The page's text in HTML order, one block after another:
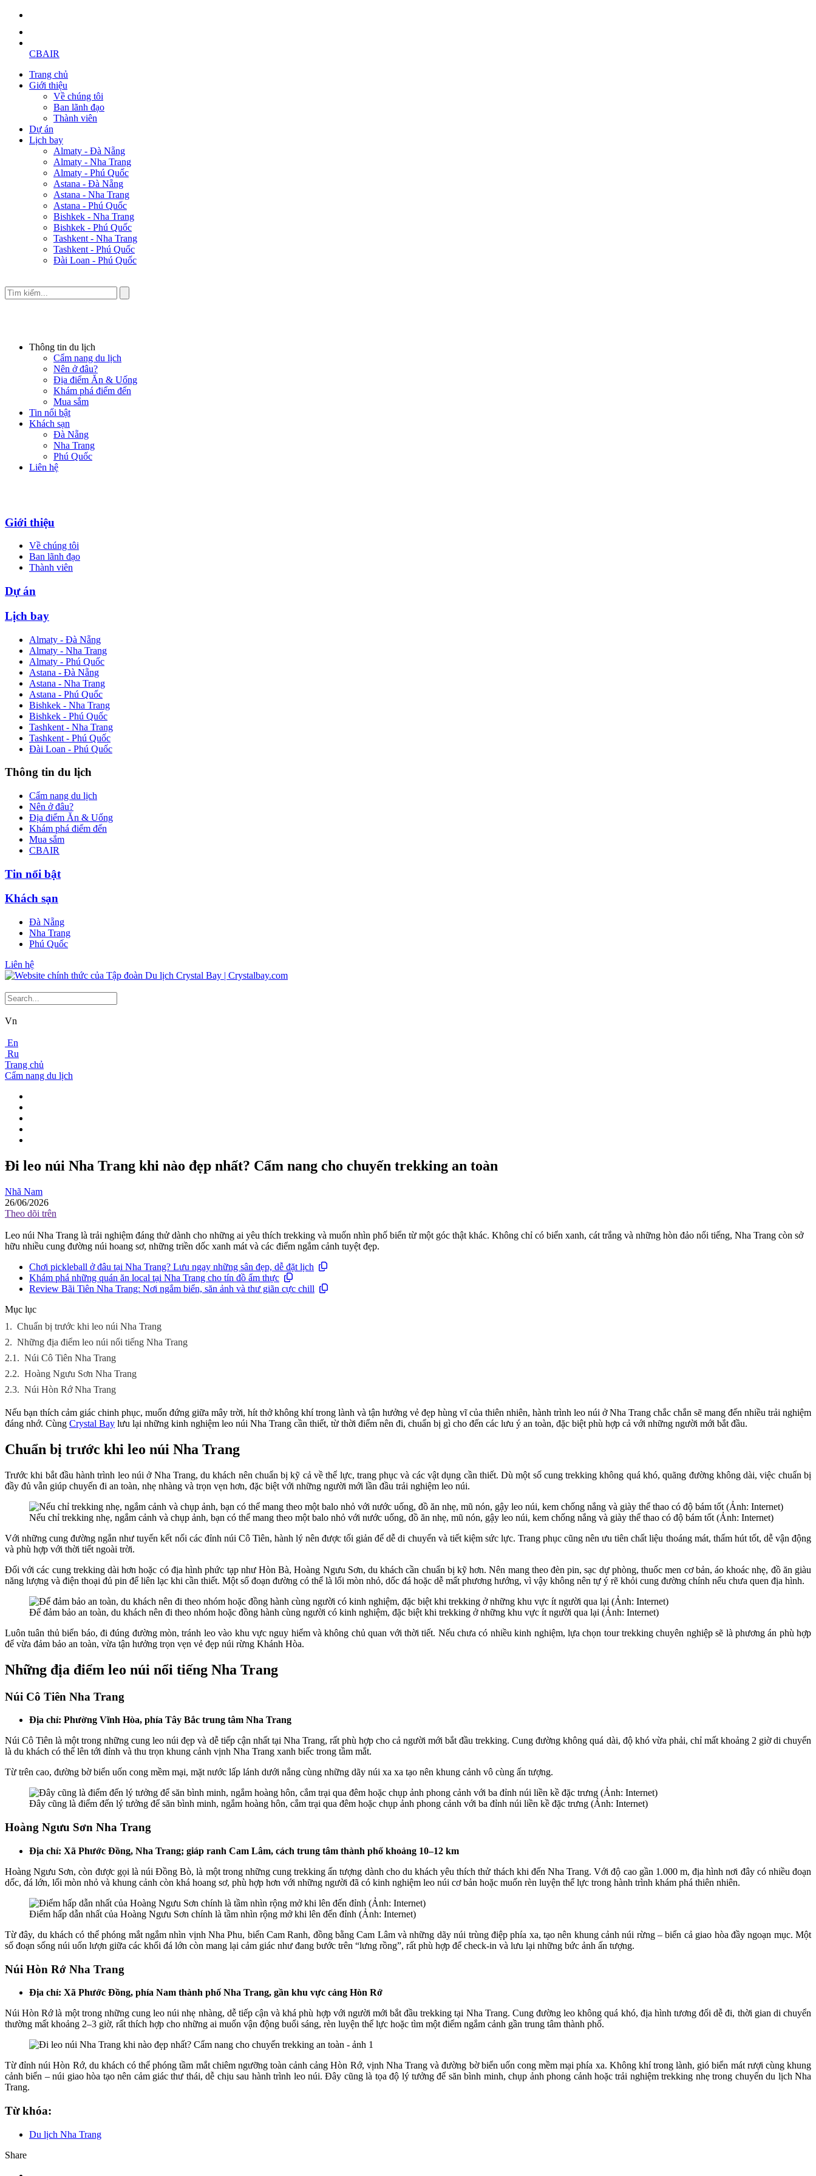
CBAIR
Trang chủ
Giới thiệu
Về chúng tôi
Ban lãnh đạo
Thành viên
Dự án
Lịch bay
Almaty - Đà Nẵng
Almaty - Nha Trang
Almaty - Phú Quốc
Astana - Đà Nẵng
Astana - Nha Trang
Astana - Phú Quốc
Bishkek - Nha Trang
Bishkek - Phú Quốc
Tashkent - Nha Trang
Tashkent - Phú Quốc
Đài Loan - Phú Quốc
Thông tin du lịch
Cẩm nang du lịch
Nên ở đâu?
Địa điểm Ăn & Uống
Khám phá điểm đến
Mua sắm
Tin nổi bật
Khách sạn
Đà Nẵng
Nha Trang
Phú Quốc
Liên hệ
Giới thiệu
Về chúng tôi
Ban lãnh đạo
Thành viên
Dự án
Lịch bay
Almaty - Đà Nẵng
Almaty - Nha Trang
Almaty - Phú Quốc
Astana - Đà Nẵng
Astana - Nha Trang
Astana - Phú Quốc
Bishkek - Nha Trang
Bishkek - Phú Quốc
Tashkent - Nha Trang
Tashkent - Phú Quốc
Đài Loan - Phú Quốc
Thông tin du lịch
Cẩm nang du lịch
Nên ở đâu?
Địa điểm Ăn & Uống
Khám phá điểm đến
Mua sắm
CBAIR
Tin nổi bật
Khách sạn
Đà Nẵng
Nha Trang
Phú Quốc
Liên hệ
Vn
En
Ru
Trang chủ
Cẩm nang du lịch
Đi leo núi Nha Trang khi nào đẹp nhất? Cẩm nang cho chuyến trekking an toàn
Nhã Nam
26/06/2026
Theo dõi trên
Leo núi Nha Trang là trải nghiệm đáng thử dành cho những ai yêu thích trekking và muốn nhìn phố biển từ một góc thật khác. Không chỉ có biển xanh, cát trắng và những hòn đảo nổi tiếng, Nha Trang còn sở
hữu nhiều cung đường núi hoang sơ, những triền dốc xanh mát và các điểm ngắm cảnh tuyệt đẹp.
Chơi pickleball ở đâu tại Nha Trang? Lưu ngay những sân đẹp, dễ đặt lịch
Khám phá những quán ăn local tại Nha Trang cho tín đồ ẩm thực
Review Bãi Tiên Nha Trang: Nơi ngắm biển, săn ảnh và thư giãn cực chill
Mục lục
1. Chuẩn bị trước khi leo núi Nha Trang
2. Những địa điểm leo núi nổi tiếng Nha Trang
2.1. Núi Cô Tiên Nha Trang
2.2. Hoàng Ngưu Sơn Nha Trang
2.3. Núi Hòn Rớ Nha Trang
Nếu bạn thích cảm giác chinh phục, muốn đứng giữa mây trời, hít thở không khí trong lành và tận hưởng vẻ đẹp hùng vĩ của thiên nhiên, hành trình leo núi ở Nha Trang chắc chắn sẽ mang đến nhiều trải nghiệm
đáng nhớ. Cùng Crystal Bay lưu lại những kinh nghiệm leo núi Nha Trang cần thiết, từ thời điểm nên đi, chuẩn bị gì cho đến các lưu ý an toàn, đặc biệt phù hợp cả với những người mới bắt đầu.
Chuẩn bị trước khi leo núi Nha Trang
Trước khi bắt đầu hành trình leo núi ở Nha Trang, du khách nên chuẩn bị kỹ cả về thể lực, trang phục và các vật dụng cần thiết. Dù một số cung trekking không quá khó, quãng đường không dài, việc chuẩn bị
đầy đủ vẫn giúp chuyến đi an toàn, nhẹ nhàng và trọn vẹn hơn, đặc biệt với những người mới lần đầu trải nghiệm leo núi.
Nếu chỉ trekking nhẹ, ngắm cảnh và chụp ảnh, bạn có thể mang theo một balo nhỏ với nước uống, đồ ăn nhẹ, mũ nón, gậy leo núi, kem chống nắng và giày thể thao có độ bám tốt (Ảnh: Internet)
Với những cung đường ngắn như tuyến kết nối các đỉnh núi Cô Tiên, hành lý nên được tối giản để dễ di chuyển và tiết kiệm sức lực. Trang phục cũng nên ưu tiên chất liệu thoáng mát, thấm hút tốt, dễ vận động
và phù hợp với thời tiết ngoài trời.
Đối với các cung trekking dài hơn hoặc có địa hình phức tạp như Hòn Bà, Hoàng Ngưu Sơn, du khách cần chuẩn bị kỹ hơn. Nên mang theo đèn pin, sạc dự phòng, thuốc men cơ bản, áo khoác nhẹ, đồ ăn giàu
năng lượng và điện thoại đủ pin để liên lạc khi cần thiết. Một số đoạn đường có thể là lối mòn nhỏ, dốc đá hoặc dễ mất phương hướng, vì vậy không nên tự ý rẽ khỏi cung đường chính nếu chưa quen địa hình.
Để đảm bảo an toàn, du khách nên đi theo nhóm hoặc đồng hành cùng người có kinh nghiệm, đặc biệt khi trekking ở những khu vực ít người qua lại (Ảnh: Internet)
Luôn tuân thủ biển báo, đi đúng đường mòn, tránh leo vào khu vực nguy hiểm và không chủ quan với thời tiết. Nếu chưa có nhiều kinh nghiệm, lựa chọn tour trekking chuyên nghiệp sẽ là phương án phù hợp
để vừa đảm bảo an toàn, vừa tận hưởng trọn vẹn vẻ đẹp núi rừng Khánh Hòa.
Những địa điểm leo núi nổi tiếng Nha Trang
Núi Cô Tiên Nha Trang
Địa chỉ: Phường Vĩnh Hòa, phía Tây Bắc trung tâm Nha Trang
Núi Cô Tiên là một trong những cung leo núi đẹp và dễ tiếp cận nhất tại Nha Trang, rất phù hợp cho cả người mới bắt đầu trekking. Cung đường không quá dài, độ khó vừa phải, chỉ mất khoảng 2 giờ di chuyển
là du khách có thể lên tới đỉnh và thu trọn khung cảnh vịnh Nha Trang xanh biếc trong tầm mắt.
Từ trên cao, đường bờ biển uốn cong mềm mại, mặt nước lấp lánh dưới nắng cùng những dãy núi xa xa tạo nên khung cảnh vô cùng ấn tượng.
Đây cũng là điểm đến lý tưởng để săn bình minh, ngắm hoàng hôn, cắm trại qua đêm hoặc chụp ảnh phong cảnh với ba đỉnh núi liền kề đặc trưng (Ảnh: Internet)
Hoàng Ngưu Sơn Nha Trang
Địa chỉ: Xã Phước Đồng, Nha Trang; giáp ranh Cam Lâm, cách trung tâm thành phố khoảng 10–12 km
Hoàng Ngưu Sơn, còn được gọi là núi Đồng Bò, là một trong những cung trekking ấn tượng dành cho du khách yêu thích thử thách khi đến Nha Trang. Với độ cao gần 1.000 m, địa hình nơi đây có nhiều đoạn
dốc, đá lớn, lối mòn nhỏ và khung cảnh còn khá hoang sơ, phù hợp hơn với những người đã có kinh nghiệm leo núi cơ bản hoặc muốn rèn luyện thể lực trong hành trình khám phá thiên nhiên.
Điểm hấp dẫn nhất của Hoàng Ngưu Sơn chính là tầm nhìn rộng mở khi lên đến đỉnh (Ảnh: Internet)
Từ đây, du khách có thể phóng mắt ngắm nhìn vịnh Nha Phu, biển Cam Ranh, đồng bằng Cam Lâm và những dãy núi trùng điệp phía xa, tạo nên khung cảnh núi rừng – biển cả giao hòa đầy ngoạn mục. Một
số đoạn sống núi uốn lượn giữa các khối đá lớn còn mang lại cảm giác như đang bước trên “lưng rồng”, rất phù hợp để check-in và lưu lại những bức ảnh ấn tượng.
Núi Hòn Rớ Nha Trang
Địa chỉ: Xã Phước Đồng, phía Nam thành phố Nha Trang, gần khu vực cảng Hòn Rớ
Núi Hòn Rớ là một trong những cung leo núi nhẹ nhàng, dễ tiếp cận và khá phù hợp với người mới bắt đầu trekking tại Nha Trang. Cung đường leo không quá khó, địa hình tương đối dễ đi, thời gian di chuyển
thường mất khoảng 2–3 giờ, rất thích hợp cho những ai muốn vận động buổi sáng, rèn luyện thể lực hoặc tìm một điểm ngắm cảnh gần trung tâm thành phố.
Từ đỉnh núi Hòn Rớ, du khách có thể phóng tầm mắt chiêm ngưỡng toàn cảnh cảng Hòn Rớ, vịnh Nha Trang và đường bờ biển uốn cong mềm mại phía xa. Không khí trong lành, gió biển mát rượi cùng khung
cảnh biển – núi giao hòa tạo nên cảm giác thư thái, dễ chịu sau hành trình leo núi. Đây cũng là tọa độ lý tưởng để săn bình minh, chụp ảnh phong cảnh hoặc trải nghiệm trekking nhẹ trong chuyến du lịch Nha
Trang.
Từ khóa:
Du lịch Nha Trang
Share